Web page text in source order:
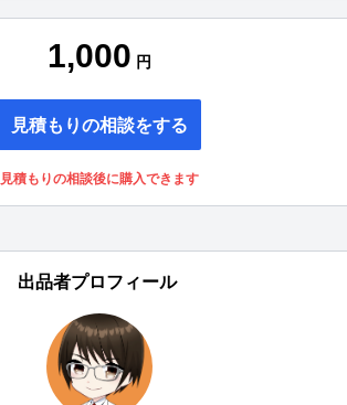
1,000 円
見積もりの相談をする
見積もりの相談後に購入できます
出品者プロフィール